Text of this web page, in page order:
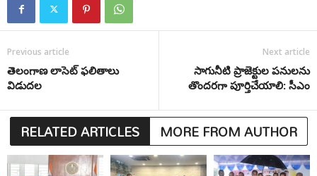
Previous article
తెలంగాణ లాసెట్ ఫలితాలు
విడుదల
Next article
సాగునీటి ప్రాజెక్టుల పనులను
తొందరగా పూర్తిచేయాలి: సీఎం
RELATED ARTICLES MORE FROM AUTHOR